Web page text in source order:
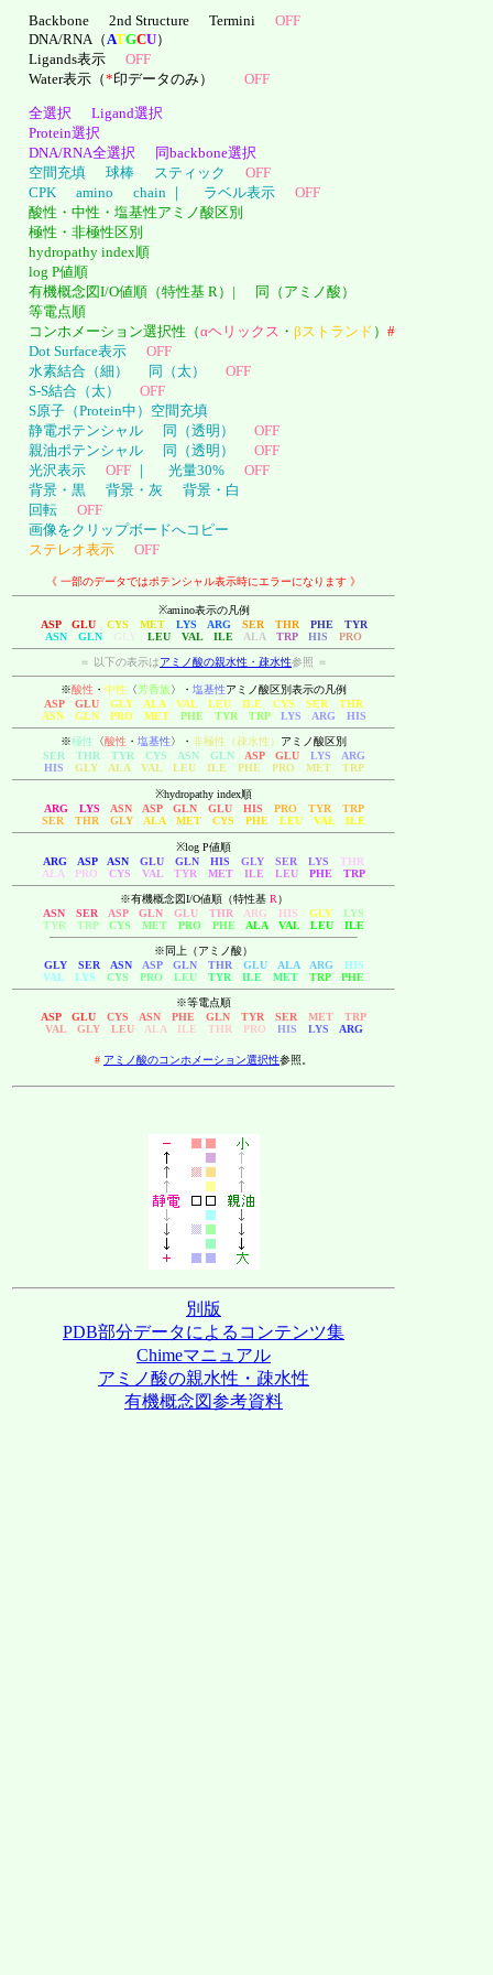
Backbone 2nd Structure Termini
OFF
DNA/RNA（ATGCU）
Ligands表示
OFF
Water表示（*印データのみ） OFF
全選択
Ligand選択
Protein選択
DNA/RNA全選択
同backbone選択
空間充填
球棒 スティック
OFF
CPK
amino chain ｜ ラベル表示
OFF
酸性・中性・塩基性アミノ酸区別
極性・非極性区別
hydropathy index順
log P値順
有機概念図I/O値順（特性基 R）|
同（アミノ酸）
等電点順
コンホメーション選択性（αヘリックス ・ βストランド ） #
Dot Surface表示
OFF
水素結合（細）
同（太）
OFF
S-S結合（太）
OFF
S原子（Protein中）空間充填
静電ポテンシャル
同（透明）
OFF
親油ポテンシャル
同（透明）
OFF
光沢表示
OFF ｜ 光量30%
OFF
背景・黒
背景・灰
背景・白
回転
OFF
画像をクリップボードへコピー
ステレオ表示
OFF
《 一部のデータではポテンシャル表示時にエラーになります 》
※amino表示の凡例
ASP GLU
CYS MET LYS ARG SER THR
PHE TYR
ASN GLN
LEU VAL ILE ALA TRP HIS PRO
＝ 以下の表示はアミノ酸の親水性・疎水性参照 ＝
※酸性 ・ 中性 〈芳香族〉・ 塩基性アミノ酸区別表示の凡例
ASP GLU
GLY ALA VAL LEU ILE CYS SER THR
ASN GLN PRO MET
PHE TYR TRP LYS ARG HIS
※極性 〈酸性 ・ 塩基性〉・ 非極性（疎水性） アミノ酸区別
SER THR TYR CYS ASN GLN
ASP GLU
LYS ARG
HIS
GLY ALA VAL LEU ILE PHE PRO MET TRP
※hydropathy index順
ARG LYS
ASN ASP GLN GLU HIS
PRO TYR TRP
SER THR GLY
ALA MET CYS PHE LEU VAL ILE
※log P値順
ARG ASP ASN
GLU GLN HIS GLY SER LYS
THR
ALA PRO
CYS VAL TYR MET ILE LEU PHE TRP
※有機概念図I/O値順（特性基 R）
ASN SER
ASP GLN GLU THR ARG HIS GLY LYS
TYR TRP
CYS MET PRO PHE ALA VAL LEU ILE
※同上（アミノ酸）
GLY SER ASN
ASP GLN THR GLU ALA ARG
HIS
VAL LYS
CYS PRO LEU TYR ILE MET TRP PHE
※等電点順
ASP GLU
CYS ASN PHE GLN TYR SER
MET TRP
VAL GLY LEU
ALA ILE THR PRO HIS LYS ARG
# アミノ酸のコンホメーション選択性参照。
別版
PDB部分データによるコンテンツ集
Chimeマニュアル
アミノ酸の親水性・疎水性
有機概念図参考資料